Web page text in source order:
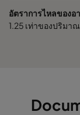
อัตราการไหลของอ
1.25 เท่าของปริมา